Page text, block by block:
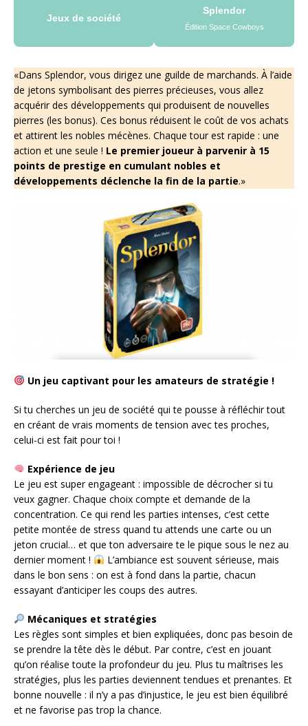
Jeux de société
Splendor
Édition Space Cowboys
«Dans Splendor, vous dirigez une guilde de marchands. À l’aide
de jetons symbolisant des pierres précieuses, vous allez
acquérir des développements qui produisent de nouvelles
pierres (les bonus). Ces bonus réduisent le coût de vos achats
et attirent les nobles mécènes. Chaque tour est rapide : une
action et une seule ! Le premier joueur à parvenir à 15
points de prestige en cumulant nobles et
développements déclenche la fin de la partie.»
Un jeu captivant pour les amateurs de stratégie !
Si tu cherches un jeu de société qui te pousse à réfléchir tout
en créant de vrais moments de tension avec tes proches,
celui-ci est fait pour toi !
Expérience de jeu
Le jeu est super engageant : impossible de décrocher si tu
veux gagner. Chaque choix compte et demande de la
concentration. Ce qui rend les parties intenses, c’est cette
petite montée de stress quand tu attends une carte ou un
jeton crucial… et que ton adversaire te le pique sous le nez au
dernier moment !
L’ambiance est souvent sérieuse, mais
dans le bon sens : on est à fond dans la partie, chacun
essayant d’anticiper les coups des autres.
Mécaniques et stratégies
Les règles sont simples et bien expliquées, donc pas besoin de
se prendre la tête dès le début. Par contre, c’est en jouant
qu’on réalise toute la profondeur du jeu. Plus tu maîtrises les
stratégies, plus les parties deviennent tendues et prenantes. Et
bonne nouvelle : il n’y a pas d’injustice, le jeu est bien équilibré
et ne favorise pas trop la chance.